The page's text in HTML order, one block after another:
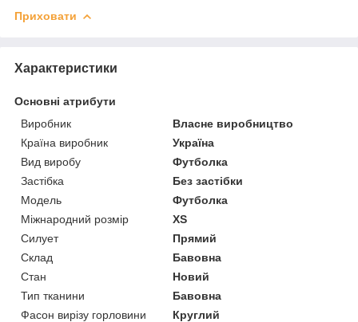
Приховати
Характеристики
Основні атрибути
Виробник
Власне виробництво
Країна виробник
Україна
Вид виробу
Футболка
Застібка
Без застібки
Модель
Футболка
Міжнародний розмір
XS
Силует
Прямий
Склад
Бавовна
Стан
Новий
Тип тканини
Бавовна
Фасон вирізу горловини
Круглий